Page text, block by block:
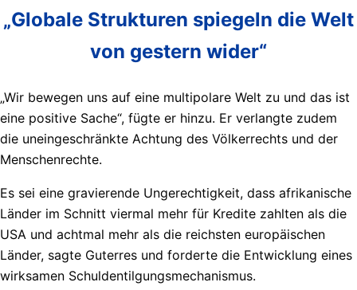
„Globale Strukturen spiegeln die Welt
von gestern wider“
„Wir bewegen uns auf eine multipolare Welt zu und das ist
eine positive Sache“, fügte er hinzu. Er verlangte zudem
die uneingeschränkte Achtung des Völkerrechts und der
Menschenrechte.
Es sei eine gravierende Ungerechtigkeit, dass afrikanische
Länder im Schnitt viermal mehr für Kredite zahlten als die
USA und achtmal mehr als die reichsten europäischen
Länder, sagte Guterres und forderte die Entwicklung eines
wirksamen Schuldentilgungsmechanismus.